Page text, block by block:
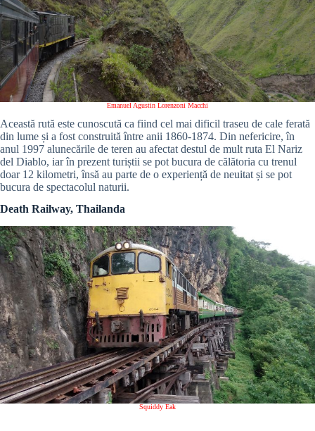
Emanuel Agustin Lorenzoni Macchi
Această rută este cunoscută ca fiind cel mai dificil traseu de cale ferată
din lume și a fost construită între anii 1860-1874. Din nefericire, în
anul 1997 alunecările de teren au afectat destul de mult ruta El Nariz
del Diablo, iar în prezent turiștii se pot bucura de călătoria cu trenul
doar 12 kilometri, însă au parte de o experiență de neuitat și se pot
bucura de spectacolul naturii.
Death Railway, Thailanda
Squiddy Eak